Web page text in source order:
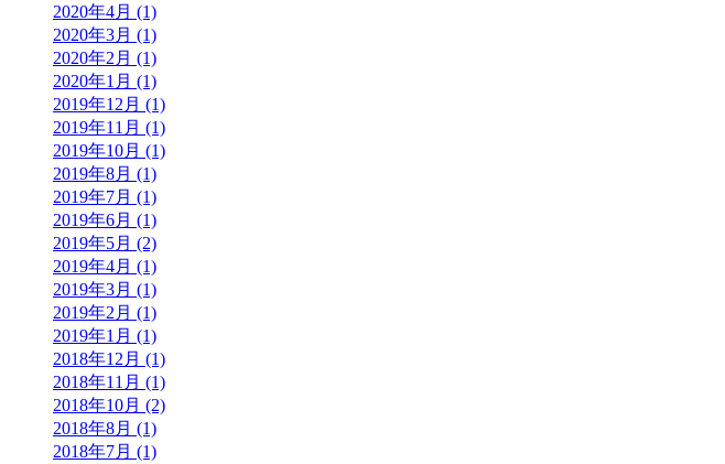
2020年4月 (1)
2020年3月 (1)
2020年2月 (1)
2020年1月 (1)
2019年12月 (1)
2019年11月 (1)
2019年10月 (1)
2019年8月 (1)
2019年7月 (1)
2019年6月 (1)
2019年5月 (2)
2019年4月 (1)
2019年3月 (1)
2019年2月 (1)
2019年1月 (1)
2018年12月 (1)
2018年11月 (1)
2018年10月 (2)
2018年8月 (1)
2018年7月 (1)